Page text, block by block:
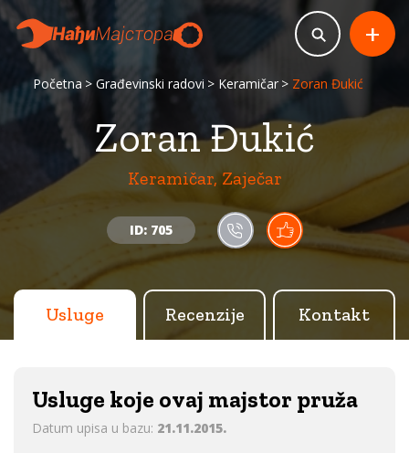
Početna Građevinski radovi Keramičar Zoran Đukić
Zoran Đukić
Keramičar, Zaječar
ID: 705
+
Usluge Recenzije Kontakt
Usluge koje ovaj majstor pruža
Datum upisa u bazu: 21.11.2015.